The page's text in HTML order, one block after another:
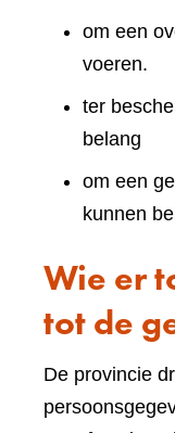
om een
voeren.
ter
belang
om een
kunnen
Wie er
tot de
De provincie